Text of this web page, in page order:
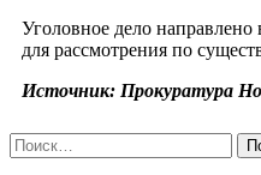
Уголовное дело
для рассмотрения по
Источник: Прокуратура
Найти: